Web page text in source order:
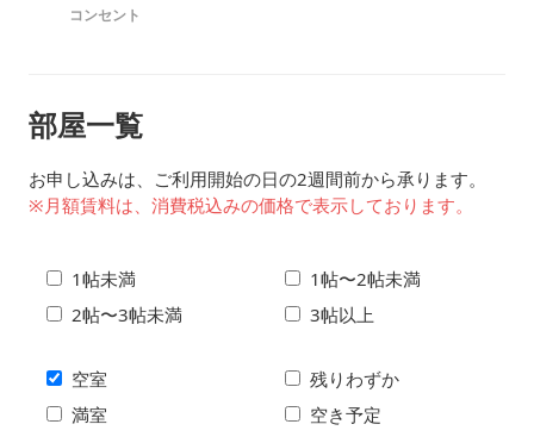
コンセント
部屋一覧
お申し込みは、ご利用開始の日の2週間前から承ります。
※月額賃料は、消費税込みの価格で表示しております。
1帖未満
1帖〜2帖未満
2帖〜3帖未満
3帖以上
空室
残りわずか
満室
空き予定